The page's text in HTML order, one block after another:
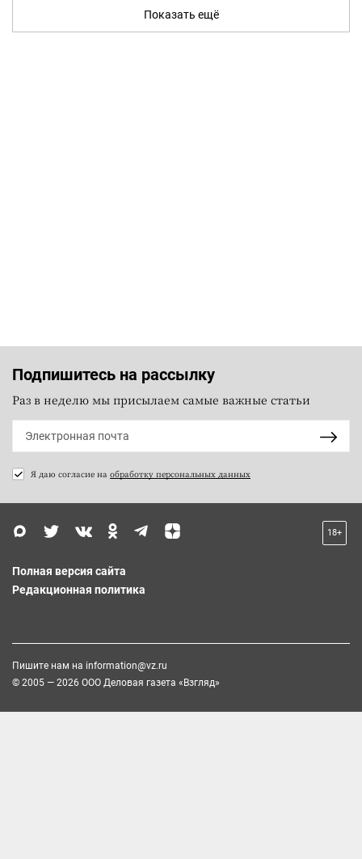
Показать ещё
Подпишитесь на рассылку
Раз в неделю мы присылаем самые важные статьи
Я даю согласие на обработку персональных данных
18+
Полная версия сайта
Редакционная политика
Пишите нам на information@vz.ru
© 2005 — 2026 ООО Деловая газета «Взгляд»